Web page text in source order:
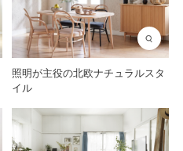
照明が主役の北欧ナチュラルスタ
イル